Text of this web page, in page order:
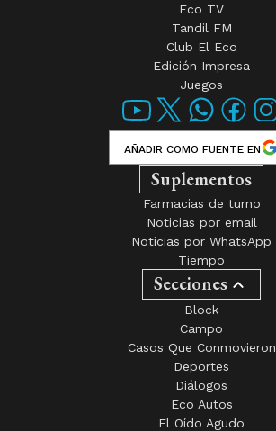
Eco TV
Tandil FM
Club El Eco
Edición Impresa
Juegos
AÑADIR COMO FUENTE EN
Suplementos
Farmacias de turno
Noticias por email
Noticias por WhatsApp
Tiempo
Secciones
Block
Campo
Casos Que Conmovieron
Deportes
Diálogos
Eco Autos
El Oído Agudo